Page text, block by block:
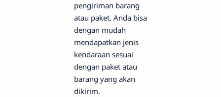
pengiriman barang
atau paket. Anda bisa
dengan mudah
mendapatkan jenis
kendaraan sesuai
dengan paket atau
barang yang akan
dikirim.